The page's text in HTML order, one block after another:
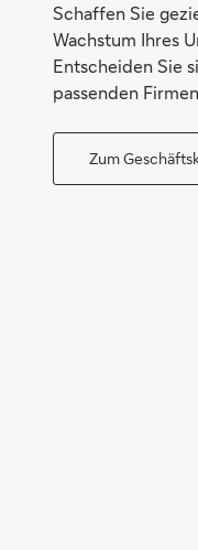
Schaffen Sie
Wachstum Ihres
Entscheiden Sie
passenden
Zum